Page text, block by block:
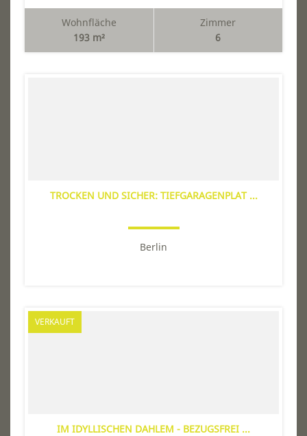
Wohnfläche
193 m²
Zimmer
6
TROCKEN UND SICHER: TIEFGARAGENPLAT ...
Berlin
VERKAUFT
IM IDYLLISCHEN DAHLEM - BEZUGSFREI ...